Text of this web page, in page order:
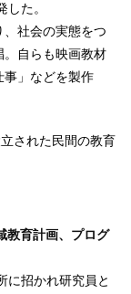
た。
社会の実態をつ
。自らも映画教材
事」などを製作
された民間の教育
教育計画、プログ
招かれ研究員と